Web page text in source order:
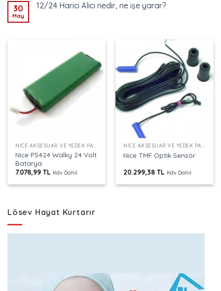
30
May
12/24 Harici Alıcı nedir, ne işe yarar?
NICE AKSESUAR VE YEDEK PARÇALAR
Nice PS424 Walky 24 Volt
Batarya
7.078,99TL Kdv Dahil
NICE AKSESUAR VE YEDEK PARÇALAR
Nice TMF Optik Sensör
20.299,38TL Kdv Dahil
Lösev Hayat Kurtarır